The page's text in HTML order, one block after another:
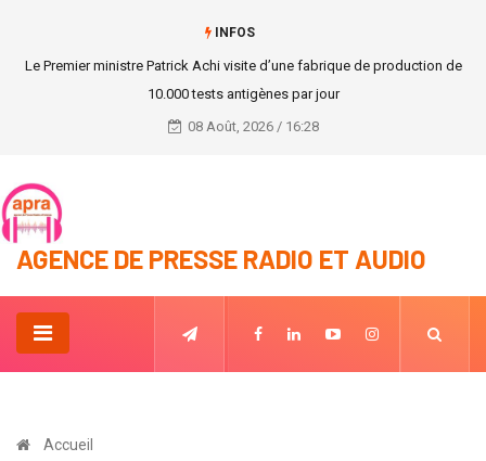
INFOS
Interruption de match par les joueuses pour dénoncer les abus sexuels
aux Etats Unis
08 Août, 2026 / 16:28
AGENCE DE PRESSE RADIO ET AUDIO
Accueil